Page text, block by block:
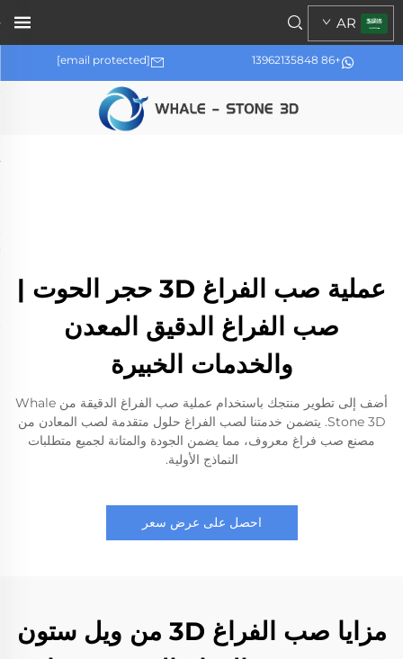
+86 13962135848
[email protected]
AR
عملية صب الفراغ 3D حجر الحوت |
صب الفراغ الدقيق المعدن
والخدمات الخبيرة
أضف إلى تطوير منتجك باستخدام عملية صب الفراغ الدقيقة من Whale
Stone 3D. يتضمن خدمتنا لصب الفراغ حلول متقدمة لصب المعادن من
مصنع صب فراغ معروف، مما يضمن الجودة والمتانة لجميع متطلبات
النماذج الأولية.
احصل على عرض سعر
مزايا صب الفراغ 3D من ويل ستون